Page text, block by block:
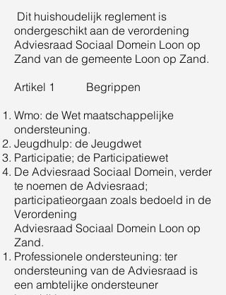
Dit huishoudelijk reglement is
ondergeschikt aan de verordening
Adviesraad Sociaal Domein Loon op
Zand van de gemeente Loon op Zand.
Artikel 1 Begrippen
Wmo: de Wet maatschappelijke
ondersteuning.
Jeugdhulp: de Jeugdwet
Participatie; de Participatiewet
De Adviesraad Sociaal Domein, verder
te noemen de Adviesraad;
participatieorgaan zoals bedoeld in de
Verordening
Adviesraad Sociaal Domein Loon op
Zand.
Professionele ondersteuning: ter
ondersteuning van de Adviesraad is
een ambtelijke ondersteuner